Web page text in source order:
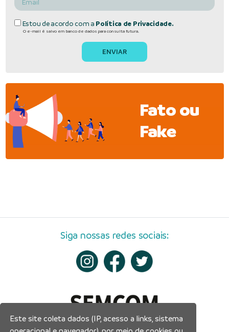
Estou de acordo com a Política de Privacidade.
O e-mail é salvo em banco de dados para consulta futura.
Fato ou
Fake
Siga nossas redes sociais:
Este site coleta dados (IP, acesso a links, sistema